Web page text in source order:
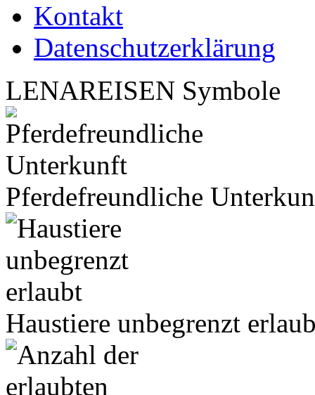
Kontakt
Datenschutzerklärung
LENAREISEN Symbole
Pferdefreundliche
Haustiere unbegrenzt